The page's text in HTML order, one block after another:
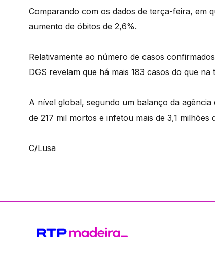
Comparando com os dados de terça-feira, em
aumento de óbitos de 2,6%.
Relativamente ao número de casos
DGS revelam que há mais 183 casos do que
A nível global, segundo um balanço da
de 217 mil mortos e infetou mais de 3,1 milhões
C/Lusa